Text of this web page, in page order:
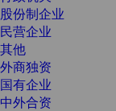
股份制企业
民营企业
其他
外商独资
国有企业
中外合资